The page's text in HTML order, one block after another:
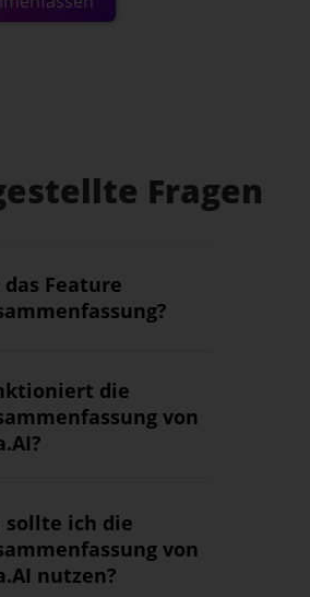
Fragen
Feature
die
von
sollte ich die
von
nutzen?